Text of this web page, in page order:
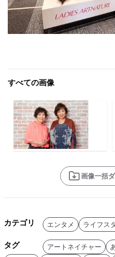
すべての画像
画像一括
カテゴリ エンタメ ライフス
タグ アートネイチャー